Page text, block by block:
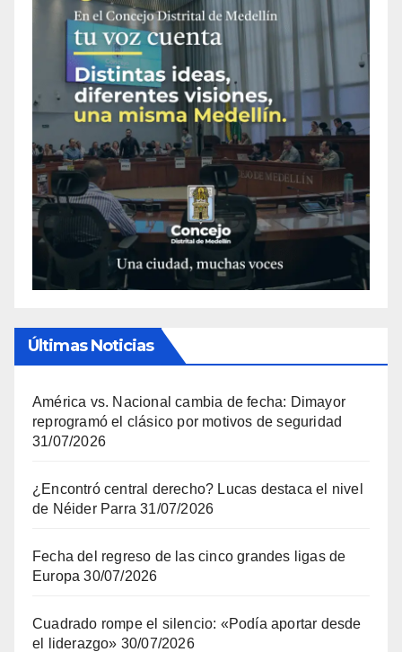
Últimas Noticias
América vs. Nacional cambia de fecha: Dimayor
reprogramó el clásico por motivos de seguridad
31/07/2026
¿Encontró central derecho? Lucas destaca el nivel
de Néider Parra 31/07/2026
Fecha del regreso de las cinco grandes ligas de
Europa 30/07/2026
Cuadrado rompe el silencio: «Podía aportar desde
el liderazgo» 30/07/2026